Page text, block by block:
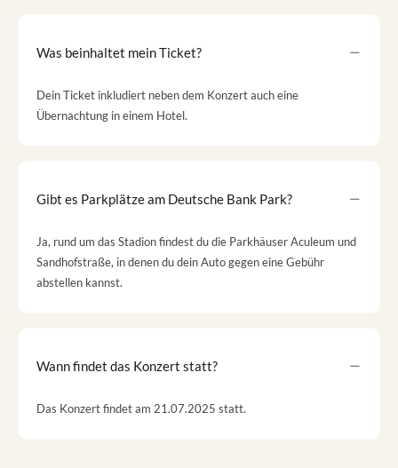
Was beinhaltet mein Ticket?
Dein Ticket inkludiert neben dem Konzert auch eine
Übernachtung in einem Hotel.
Gibt es Parkplätze am Deutsche Bank Park?
Ja, rund um das Stadion findest du die Parkhäuser Aculeum und
Sandhofstraße, in denen du dein Auto gegen eine Gebühr
abstellen kannst.
Wann findet das Konzert statt?
Das Konzert findet am 21.07.2025 statt.